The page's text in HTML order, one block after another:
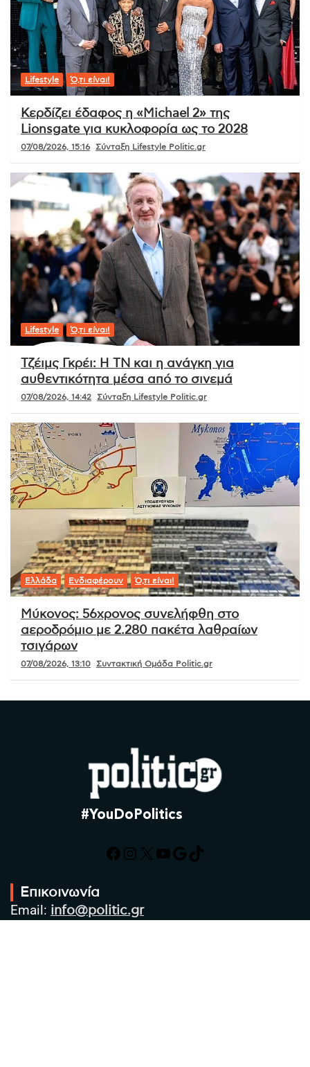
Lifestyle Ό,τι είναι!
Κερδίζει έδαφος η «Michael 2» της
Lionsgate για κυκλοφορία ως το 2028
07/08/2026, 15:16 Σύνταξη Lifestyle Politic.gr
Lifestyle Ό,τι είναι!
Τζέιμς Γκρέι: Η ΤΝ και η ανάγκη για
αυθεντικότητα μέσα από το σινεμά
07/08/2026, 14:42 Σύνταξη Lifestyle Politic.gr
Ελλάδα Ενδιαφέρουν Ό,τι είναι!
Μύκονος: 56χρονος συνελήφθη στο
αεροδρόμιο με 2.280 πακέτα λαθραίων
τσιγάρων
07/08/2026, 13:10 Συντακτική Ομάδα Politic.gr
#YouDoPolitics
Facebook
Instagram
X YouTube
Google
TikTok
Επικοινωνία
Email: info@politic.gr